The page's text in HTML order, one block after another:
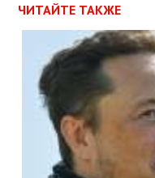
ЧИТАЙТЕ ТАКЖЕ